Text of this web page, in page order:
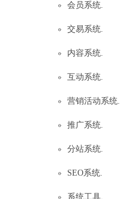
会员系统.
交易系统.
内容系统.
互动系统.
营销活动系统.
推广系统.
分站系统.
SEO系统.
系统工具.